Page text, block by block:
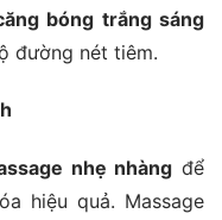
bóng trắng sáng
đường nét tiêm.
nhẹ nhàng để
hiệu quả. Massage